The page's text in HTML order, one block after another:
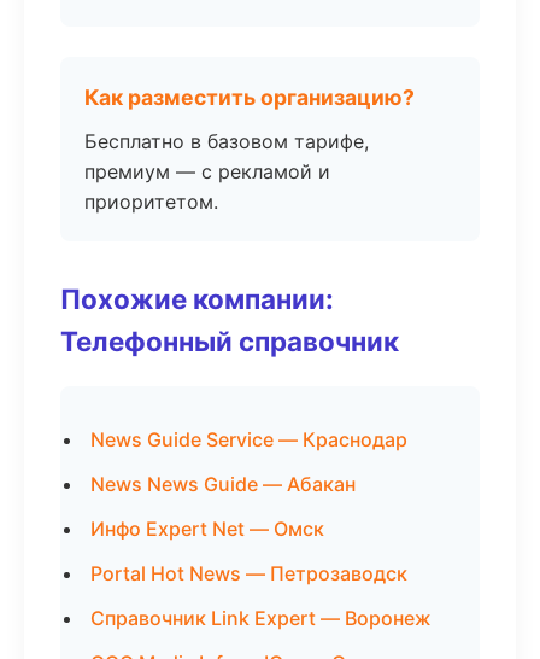
Как разместить организацию?
Бесплатно в базовом тарифе,
премиум — с рекламой и
приоритетом.
Похожие компании:
Телефонный справочник
News Guide Service — Краснодар
News News Guide — Абакан
Инфо Expert Net — Омск
Portal Hot News — Петрозаводск
Справочник Link Expert — Воронеж